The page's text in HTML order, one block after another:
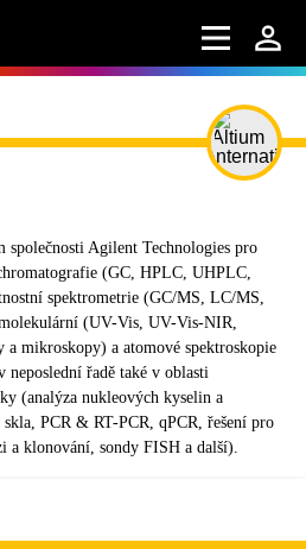
společnosti Agilent Technologies pro
(GC, HPLC, UHPLC,
spektrometrie (GC/MS, LC/MS,
(UV-Vis, UV-Vis-NIR,
a mikroskopy) a atomové spektroskopie
řadě také v oblasti
(analýza nukleových kyselin a
PCR & RT-PCR, qPCR, řešení pro
a klonování, sondy FISH a další).